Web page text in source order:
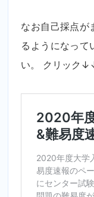
なお自己採点が
るようになって
い。 クリック